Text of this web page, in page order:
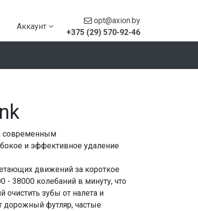
Аккаунт
opt@axion.by
+375 (29) 570-92-46
современным
и эффективное удаление
движений за короткое
- 38000 колебаний в минуту, что
очистить зубы от налета и
дорожный футляр, частые